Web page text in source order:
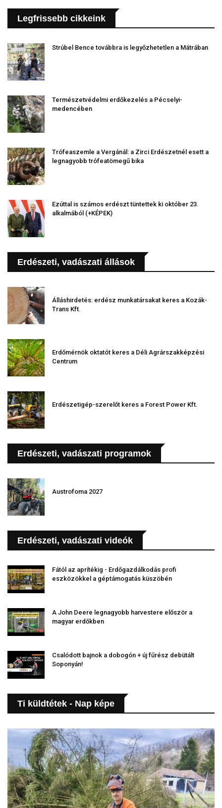
Legfrissebb cikkeink
Strúbel Bence továbbra is legyőzhetetlen a Mátrában
Természetvédelmi erdőkezelés a Pécselyi-
medencében
Trófeaszemle a Vergánál: a Zirci Erdészetnél esett a
legnagyobb trófeatömegű bika
Ezúttal is számos erdészt tüntettek ki október 23.
alkalmából (+KÉPEK)
Erdészeti, vadászati állások
Álláshirdetés: erdész munkatársakat keres a Kozák-
Trans Kft.
Erdőmérnök oktatót keres a Déli Agrárszakképzési
Centrum
Erdészetigép-szerelőt keres a Forest Power Kft.
Erdészeti, vadászati programok
Austrofoma 2027
Erdészeti, vadászati videók
Fától az aprítékig - Erdőgazdálkodás profi
eszközökkel a géptámogatás küszöbén
A John Deere legnagyobb harvestere először a
magyar erdőkben
Csalódott bajnok a dobogón + új fűrész debütált
Soponyán!
Ti küldtétek - Nap képe